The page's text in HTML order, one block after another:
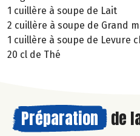
1 cuillère à soupe de Lait
2 cuillère à soupe de Grand
1 cuillère à soupe de Levure
20 cl de Thé
Préparation de